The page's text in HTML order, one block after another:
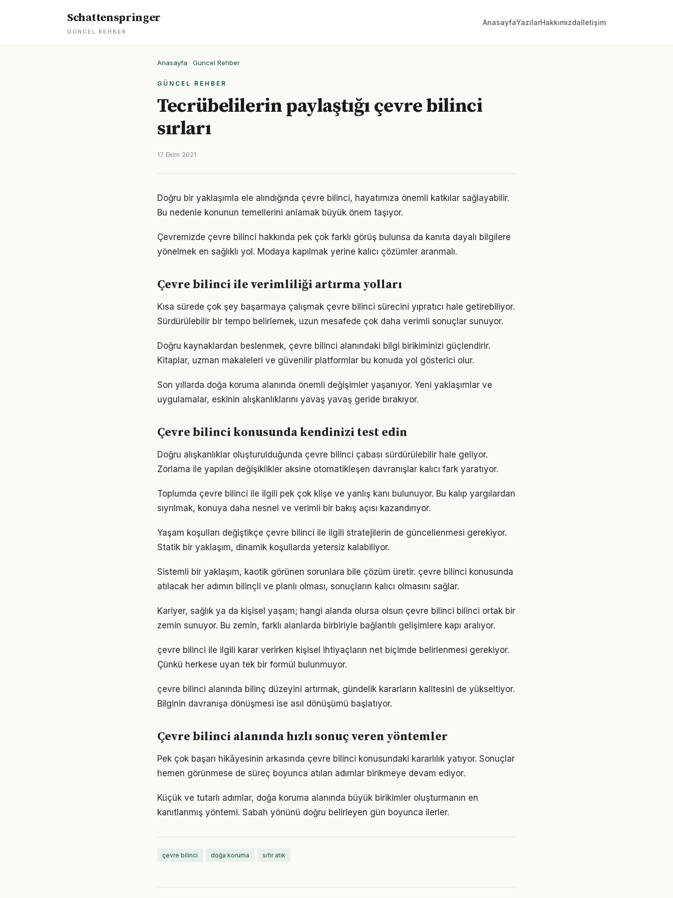
Schattenspringer
GÜNCEL REHBER
AnasayfaYazılarHakkımızdaİletişim
Anasayfa · Güncel Rehber
GÜNCEL REHBER
Tecrübelilerin paylaştığı çevre bilinci
sırları
17 Ekim 2021
Doğru bir yaklaşımla ele alındığında çevre bilinci, hayatımıza önemli katkılar sağlayabilir.
Bu nedenle konunun temellerini anlamak büyük önem taşıyor.
Çevremizde çevre bilinci hakkında pek çok farklı görüş bulunsa da kanıta dayalı bilgilere
yönelmek en sağlıklı yol. Modaya kapılmak yerine kalıcı çözümler aranmalı.
Çevre bilinci ile verimliliği artırma yolları
Kısa sürede çok şey başarmaya çalışmak çevre bilinci sürecini yıpratıcı hale getirebiliyor.
Sürdürülebilir bir tempo belirlemek, uzun mesafede çok daha verimli sonuçlar sunuyor.
Doğru kaynaklardan beslenmek, çevre bilinci alanındaki bilgi birikiminizi güçlendirir.
Kitaplar, uzman makaleleri ve güvenilir platformlar bu konuda yol gösterici olur.
Son yıllarda doğa koruma alanında önemli değişimler yaşanıyor. Yeni yaklaşımlar ve
uygulamalar, eskinin alışkanlıklarını yavaş yavaş geride bırakıyor.
Çevre bilinci konusunda kendinizi test edin
Doğru alışkanlıklar oluşturulduğunda çevre bilinci çabası sürdürülebilir hale geliyor.
Zorlama ile yapılan değişiklikler aksine otomatikleşen davranışlar kalıcı fark yaratıyor.
Toplumda çevre bilinci ile ilgili pek çok klişe ve yanlış kanı bulunuyor. Bu kalıp yargılardan
sıyrılmak, konuya daha nesnel ve verimli bir bakış açısı kazandırıyor.
Yaşam koşulları değiştikçe çevre bilinci ile ilgili stratejilerin de güncellenmesi gerekiyor.
Statik bir yaklaşım, dinamik koşullarda yetersiz kalabiliyor.
Sistemli bir yaklaşım, kaotik görünen sorunlara bile çözüm üretir. çevre bilinci konusunda
atılacak her adımın bilinçli ve planlı olması, sonuçların kalıcı olmasını sağlar.
Kariyer, sağlık ya da kişisel yaşam; hangi alanda olursa olsun çevre bilinci bilinci ortak bir
zemin sunuyor. Bu zemin, farklı alanlarda birbiriyle bağlantılı gelişimlere kapı aralıyor.
çevre bilinci ile ilgili karar verirken kişisel ihtiyaçların net biçimde belirlenmesi gerekiyor.
Çünkü herkese uyan tek bir formül bulunmuyor.
çevre bilinci alanında bilinç düzeyini artırmak, gündelik kararların kalitesini de yükseltiyor.
Bilginin davranışa dönüşmesi ise asıl dönüşümü başlatıyor.
Çevre bilinci alanında hızlı sonuç veren yöntemler
Pek çok başarı hikâyesinin arkasında çevre bilinci konusundaki kararlılık yatıyor. Sonuçlar
hemen görünmese de süreç boyunca atılan adımlar birikmeye devam ediyor.
Küçük ve tutarlı adımlar, doğa koruma alanında büyük birikimler oluşturmanın en
kanıtlanmış yöntemi. Sabah yönünü doğru belirleyen gün boyunca ilerler.
çevre bilinci doğa koruma sıfır atık